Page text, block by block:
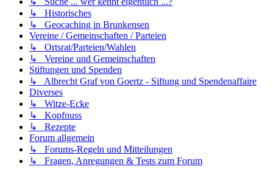
↳ Historisches
↳ Geocaching in Brunkensen
Vereine / Gemeinschaften / Parteien
↳ Ortsrat/Parteien/Wahlen
↳ Vereine und Gemeinschaften
Stiftungen und Spenden
↳ Albrecht Graf von Goertz - Siftung und Spendenaffaire
Diverses
↳ Witze-Ecke
↳ Kopfnuss
↳ Rezepte
Forum allgemein
↳ Forums-Regeln und Mitteilungen
↳ Fragen, Anregungen & Tests zum Forum